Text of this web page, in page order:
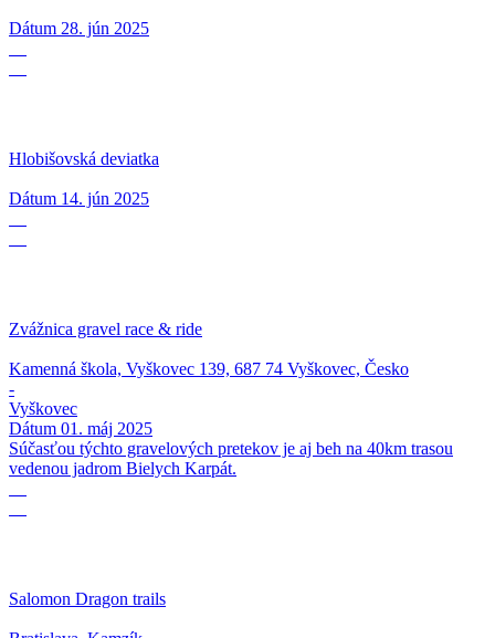
Dátum 28. jún 2025
Hlobišovská deviatka
Dátum 14. jún 2025
Zvážnica gravel race & ride
Kamenná škola, Vyškovec 139, 687 74 Vyškovec, Česko
-
Vyškovec
Dátum 01. máj 2025
Súčasťou týchto gravelových pretekov je aj beh na 40km trasou
vedenou jadrom Bielych Karpát.
Salomon Dragon trails